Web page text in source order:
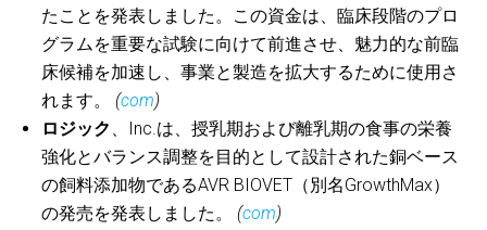
たことを発表しました。この資金は、臨床段階のプロ
グラムを重要な試験に向けて前進させ、魅力的な前臨
床候補を加速し、事業と製造を拡大するために使用さ
れます。 (com)
ロジック 、Inc.は、授乳期および離乳期の食事の栄養
強化とバランス調整を目的として設計された銅ベース
の飼料添加物であるAVR BIOVET（別名GrowthMax）
の発売を発表しました。 (com)